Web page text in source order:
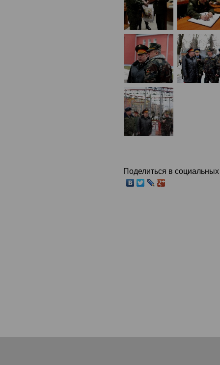
Поделиться в социальных